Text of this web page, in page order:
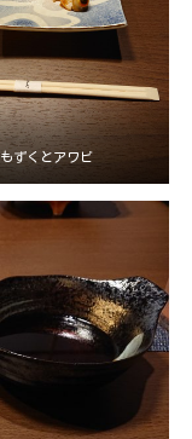
もずくとアワビ